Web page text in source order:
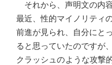
それから、声明文の内
最近、性的マイノリティ
前進が見られ、自分にと
ると思っていたのですが
クラッシュのような攻撃